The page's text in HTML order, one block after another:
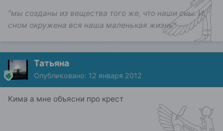
"мы созданы из вещества того же, что наши сны. И
сном окружена вся наша маленькая жизнь"
Татьяна
Опубликовано: 12 января 2012
Кима а мне объясни про крест